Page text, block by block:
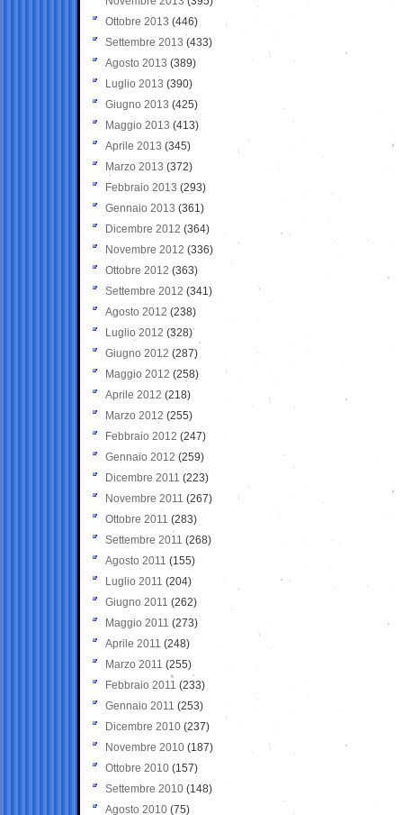
Ottobre 2013 (446)
Settembre 2013 (433)
Agosto 2013 (389)
Luglio 2013 (390)
Giugno 2013 (425)
Maggio 2013 (413)
Aprile 2013 (345)
Marzo 2013 (372)
Febbraio 2013 (293)
Gennaio 2013 (361)
Dicembre 2012 (364)
Novembre 2012 (336)
Ottobre 2012 (363)
Settembre 2012 (341)
Agosto 2012 (238)
Luglio 2012 (328)
Giugno 2012 (287)
Maggio 2012 (258)
Aprile 2012 (218)
Marzo 2012 (255)
Febbraio 2012 (247)
Gennaio 2012 (259)
Dicembre 2011 (223)
Novembre 2011 (267)
Ottobre 2011 (283)
Settembre 2011 (268)
Agosto 2011 (155)
Luglio 2011 (204)
Giugno 2011 (262)
Maggio 2011 (273)
Aprile 2011 (248)
Marzo 2011 (255)
Febbraio 2011 (233)
Gennaio 2011 (253)
Dicembre 2010 (237)
Novembre 2010 (187)
Ottobre 2010 (157)
Settembre 2010 (148)
Agosto 2010 (75)